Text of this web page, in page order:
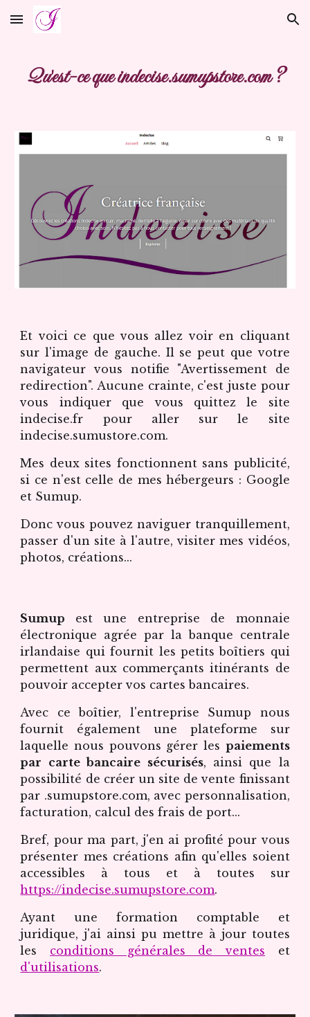
Skip to main content Skip to navigation
Qu'est-ce que indecise.sumupstore.com ?
Et voici ce que vous allez voir en cliquant
sur l'image de gauche. Il se peut que votre
navigateur vous notifie "Avertissement de
redirection". Aucune crainte, c'est juste pour
vous indiquer que vous quittez le site
indecise.fr pour aller sur le site
indecise.sumustore.com.
Mes deux sites fonctionnent sans publicité,
si ce n'est celle de mes hébergeurs : Google
et Sumup.
Donc vous pouvez naviguer tranquillement,
passer d'un site à l'autre, visiter mes vidéos,
photos, créations...
Sumup est une entreprise de monnaie
électronique agrée par la banque centrale
irlandaise qui fournit les petits boîtiers qui
permettent aux commerçants itinérants de
pouvoir accepter vos cartes bancaires.
Avec ce boîtier, l'entreprise Sumup nous
fournit également une plateforme sur
laquelle nous pouvons gérer les paiements
par carte bancaire sécurisés, ainsi que la
possibilité de créer un site de vente finissant
par .sumupstore.com, avec personnalisation,
facturation, calcul des frais de port...
Bref, pour ma part, j'en ai profité pour vous
présenter mes créations afin qu'elles soient
accessibles à tous et à toutes sur
https://indecise.sumupstore.com.
Ayant une formation comptable et
juridique, j'ai ainsi pu mettre à jour toutes
les conditions générales de ventes et
d'utilisations.